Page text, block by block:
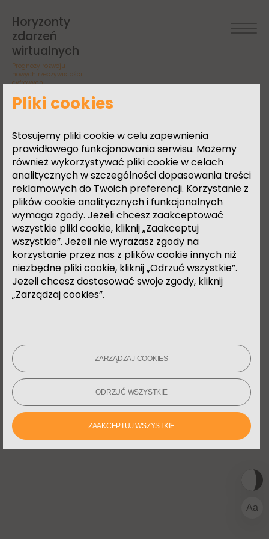
Horyzonty
zdarzeń
wirtualnych
Prognozy rozwoju
nowych rzeczywistości
cyfrowych
Agata
Konarska
intermediów na UAP (2018),
aktualnie studentka Wydziału
wykorzystaniu różnych mediów,
takich jak wideo, dźwięk
i performans, za pomocą
interaktywne. Od niedawna
kreuje też rzeczywistości
wirtualne. W swoich działaniach
dotyka tematyki religijności,
oscylując między sacrum a
profanum. Bada fenomen
ikoniczności kobiety, poszukując
antropologicznej genezy
matriarchatu i jej odniesień w
erze antropocenu. Często
korzysta z motywów
politycznych, geologicznych i
architektury.
Pliki cookies
Stosujemy pliki cookie w celu zapewnienia
prawidłowego funkcjonowania serwisu. Możemy
również wykorzystywać pliki cookie w celach
analitycznych w szczególności dopasowania treści
reklamowych do Twoich preferencji. Korzystanie z
plików cookie analitycznych i funkcjonalnych
wymaga zgody. Jeżeli chcesz zaakceptować
wszystkie pliki cookie, kliknij „Zaakceptuj
wszystkie”. Jeżeli nie wyrażasz zgody na
korzystanie przez nas z plików cookie innych niż
niezbędne pliki cookie, kliknij „Odrzuć wszystkie”.
Jeżeli chcesz dostosować swoje zgody, kliknij
„Zarządzaj cookies”.
ZARZĄDZAJ COOKIES
ODRZUĆ WSZYSTKIE
ZAAKCEPTUJ WSZYSTKIE